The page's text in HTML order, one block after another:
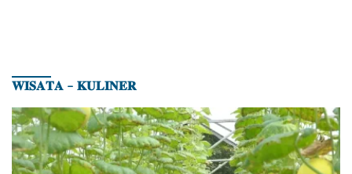
𝐖𝐈𝐒𝐀𝐓𝐀 – 𝐊𝐔𝐋𝐈𝐍𝐄𝐑